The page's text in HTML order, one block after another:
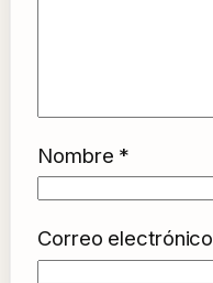
Nombre *
Correo electrónico